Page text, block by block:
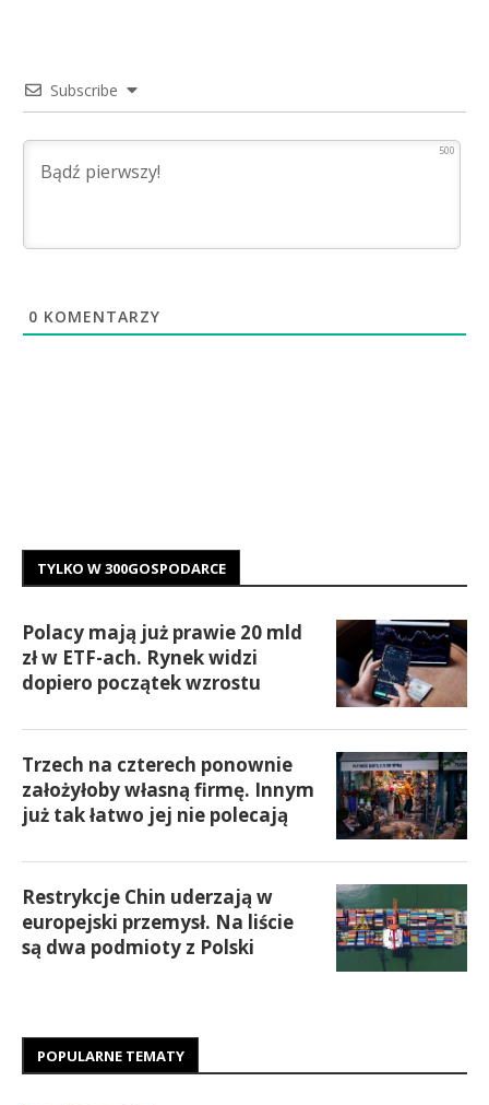
Subscribe
500
0 KOMENTARZY
TYLKO W 300GOSPODARCE
Polacy mają już prawie 20 mld
zł w ETF-ach. Rynek widzi
dopiero początek wzrostu
Trzech na czterech ponownie
założyłoby własną firmę. Innym
już tak łatwo jej nie polecają
Restrykcje Chin uderzają w
europejski przemysł. Na liście
są dwa podmioty z Polski
POPULARNE TEMATY